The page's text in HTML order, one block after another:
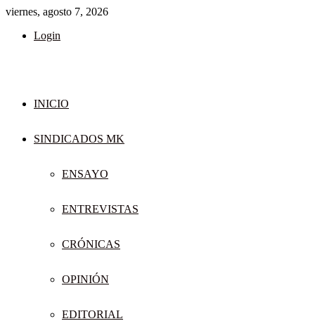
viernes, agosto 7, 2026
Login
INICIO
SINDICADOS MK
ENSAYO
ENTREVISTAS
CRÓNICAS
OPINIÓN
EDITORIAL